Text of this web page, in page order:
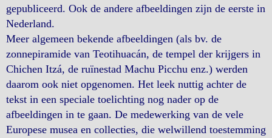
gepubliceerd. Ook de andere afbeeldingen zijn de eerste in
Nederland.
Meer algemeen bekende afbeeldingen (als bv. de
zonnepiramide van Teotihuacán, de tempel der krijgers in
Chichen Itzá, de ruïnestad Machu Picchu enz.) werden
daarom ook niet opgenomen. Het leek nuttig achter de
tekst in een speciale toelichting nog nader op de
afbeeldingen in te gaan. De medewerking van de vele
Europese musea en collecties, die welwillend toestemming